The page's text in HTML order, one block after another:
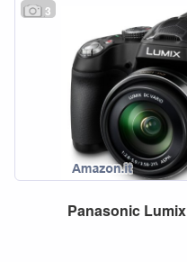
3
Panasonic Lumix